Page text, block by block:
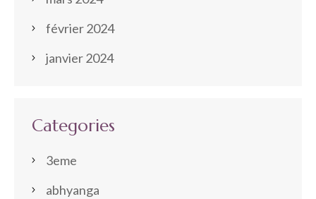
février 2024
janvier 2024
Categories
3eme
abhyanga